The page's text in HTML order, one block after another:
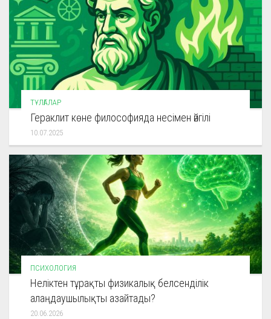
ТҰЛҒАЛАР
Гераклит көне философияда несімен әйгілі
10.07.2025
ПСИХОЛОГИЯ
Неліктен тұрақты физикалық белсенділік
алаңдаушылықты азайтады?
20.06.2026